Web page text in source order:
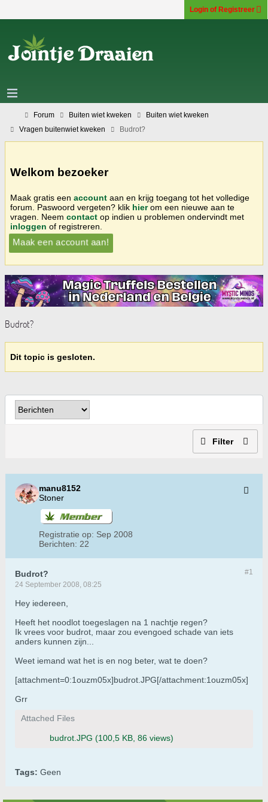
Login of Registreer
Forum Buiten wiet kweken
Buiten wiet kweken
Vragen buitenwiet kweken
Budrot?
Welkom bezoeker
Maak gratis een account aan en krijg toegang tot het volledige
forum. Paswoord vergeten? klik hierom een nieuwe aan te
vragen. Neem contact op indien u problemen ondervindt met
inloggen of registreren.
Maak een account aan!
Budrot?
Dit topic is gesloten.
Filter
manu8152
Stoner
Registratie op: Sep 2008
Berichten: 22
#1
Budrot?
24 September 2008, 08:25
Hey iedereen,
Heeft het noodlot toegeslagen na 1 nachtje regen?
Ik vrees voor budrot, maar zou evengoed schade van iets
anders kunnen zijn...
Weet iemand wat het is en nog beter, wat te doen?
[attachment=0:1ouzm05x]budrot.JPG[/attachment:1ouzm05x]
Grr
Attached Files
budrot.JPG (100,5 KB, 86 views)
Tags: Geen